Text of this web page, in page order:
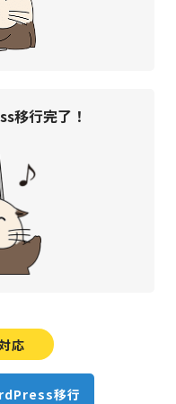
移行完了！
応
移行